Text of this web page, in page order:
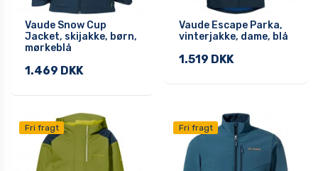
Vaude Snow Cup
Jacket, skijakke, børn,
mørkeblå
1.469 DKK
Vaude Escape Parka,
vinterjakke, dame, blå
1.519 DKK
Fri fragt Fri fragt